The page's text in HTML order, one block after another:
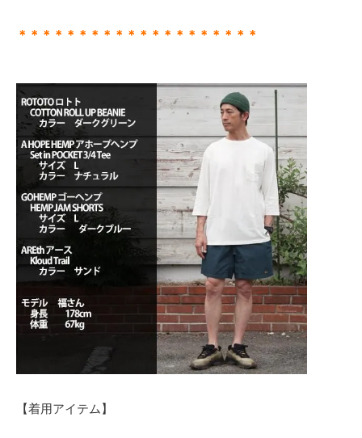
＊＊＊＊＊＊＊＊＊＊＊＊＊＊＊＊＊＊＊＊
【着用アイテム】